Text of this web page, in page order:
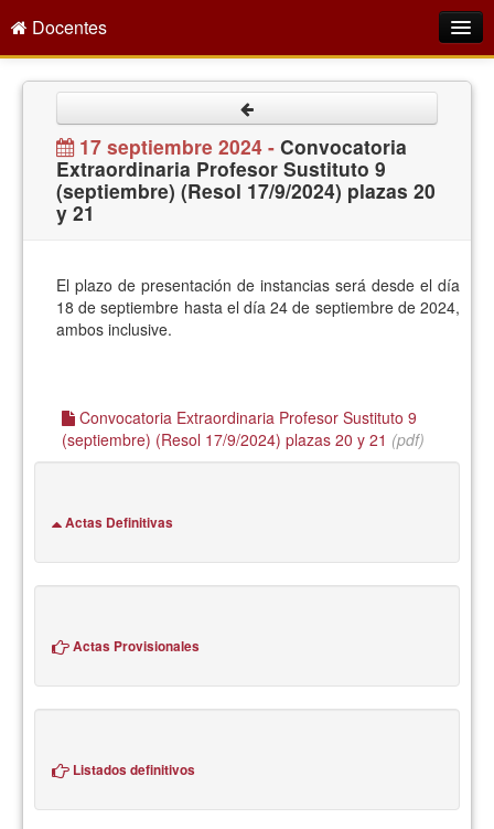
Docentes
Empleo Público
Gestión PDI
Formación y Evaluación
Acción Social
17 septiembre 2024 - Convocatoria
Extraordinaria Profesor Sustituto 9
(septiembre) (Resol 17/9/2024) plazas 20
y 21
El plazo de presentación de instancias será desde el día
18 de septiembre hasta el día 24 de septiembre de 2024,
ambos inclusive.
Convocatoria Extraordinaria Profesor Sustituto 9
(septiembre) (Resol 17/9/2024) plazas 20 y 21 (pdf)
Actas Definitivas
Actas Provisionales
Listados definitivos